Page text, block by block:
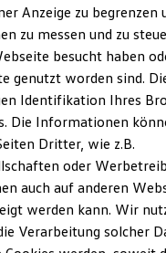
und Updates
ID.
Anzeige zu begrenzen
zu messen und zu
besucht haben
genutzt worden sind.
Identifikation Ihres
Die Informationen
Dritter, wie z.B.
oder
auch auf anderen
werden kann. Wir
Verarbeitung solcher